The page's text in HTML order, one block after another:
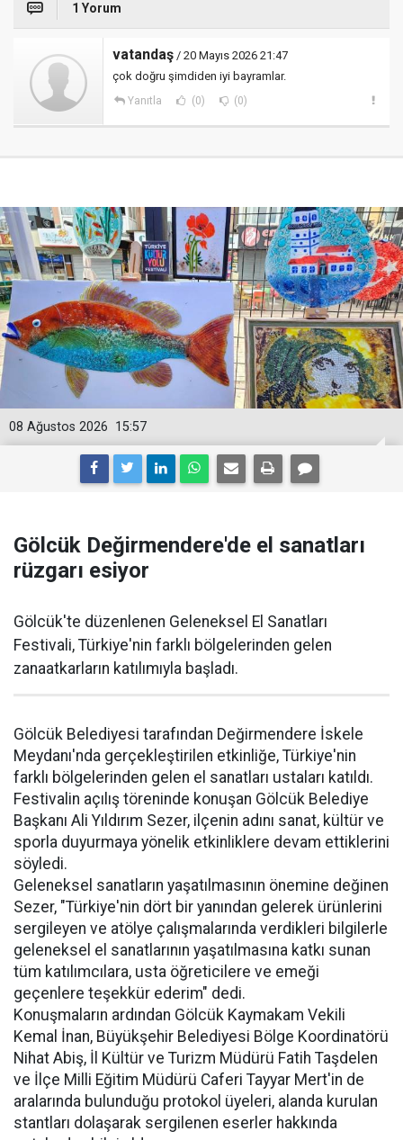
1 Yorum
vatandaş / 20 Mayıs 2026 21:47
çok doğru şimdiden iyi bayramlar.
Yanıtla (0) (0)
15:57
08 Ağustos 2026
Gölcük Değirmendere'de el sanatları
rüzgarı esiyor
Gölcük'te düzenlenen Geleneksel El Sanatları
Festivali, Türkiye'nin farklı bölgelerinden gelen
zanaatkarların katılımıyla başladı.
Gölcük Belediyesi tarafından Değirmendere İskele
Meydanı'nda gerçekleştirilen etkinliğe, Türkiye'nin
farklı bölgelerinden gelen el sanatları ustaları katıldı.
Festivalin açılış töreninde konuşan Gölcük Belediye
Başkanı Ali Yıldırım Sezer, ilçenin adını sanat, kültür ve
sporla duyurmaya yönelik etkinliklere devam ettiklerini
söyledi.
Geleneksel sanatların yaşatılmasının önemine değinen
Sezer, "Türkiye'nin dört bir yanından gelerek ürünlerini
sergileyen ve atölye çalışmalarında verdikleri bilgilerle
geleneksel el sanatlarının yaşatılmasına katkı sunan
tüm katılımcılara, usta öğreticilere ve emeği
geçenlere teşekkür ederim" dedi.
Konuşmaların ardından Gölcük Kaymakam Vekili
Kemal İnan, Büyükşehir Belediyesi Bölge Koordinatörü
Nihat Abiş, İl Kültür ve Turizm Müdürü Fatih Taşdelen
ve İlçe Milli Eğitim Müdürü Caferi Tayyar Mert'in de
aralarında bulunduğu protokol üyeleri, alanda kurulan
stantları dolaşarak sergilenen eserler hakkında